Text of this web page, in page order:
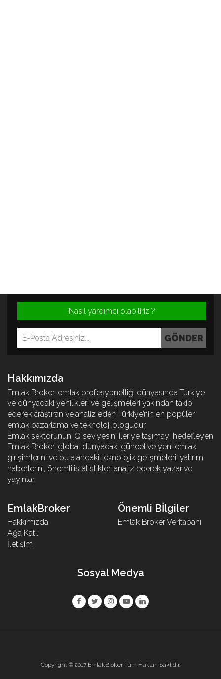
Nasıl yardımcı olabiliriz ?
Hakkımızda
Emlak Broker, emlak profesyonelliği dünyasında Türkiye
ve dünyadaki yenilikleri ve gelişmeleri yakından takip
ederek araştıran ve analiz eden Türkiye’nin en popüler
emlak pazarlama ve teknoloji blogudur.
Emlak sektörünün IQ seviyesini ileriye taşımayı hedefleyen
Emlak Broker, global dünyadaki güncel ve yeni emlak
girişimlerini ve bu alandaki teknolojik gelişmeleri, yatırım
haberlerini, önemli istatistikleri analiz ederek yazar ve
yayınlar.
EmlakBroker
Hakkımızda
Ağa Katıl
İletişim
Önemli Bİlgiler
Emlak Broker Veritabanı
Sosyal Medya
Copyright © 2017 EmlakBroker Tüm Hakları Saklıdır.